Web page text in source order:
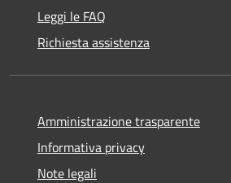
Leggi le FAQ
Richiesta assistenza
Amministrazione trasparente
Informativa privacy
Note legali